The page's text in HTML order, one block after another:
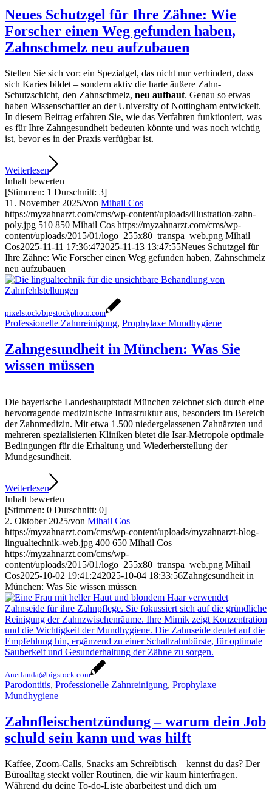
Neues Schutzgel für Ihre Zähne: Wie
Forscher einen Weg gefunden haben,
Zahnschmelz neu aufzubauen
Stellen Sie sich vor: ein Spezialgel, das nicht nur verhindert, dass
sich Karies bildet – sondern aktiv die harte äußere Zahn-
Schutzschicht, den Zahnschmelz, neu aufbaut. Genau so etwas
haben Wissenschaftler an der University of Nottingham entwickelt.
In diesem Beitrag erfahren Sie, wie das Verfahren funktioniert, was
es für Ihre Zahngesundheit bedeuten könnte und was noch wichtig
ist, bevor es in der Praxis verfügbar ist.
Weiterlesen
Inhalt bewerten
[Stimmen: 1 Durschnitt: 3]
11. November 2025/von Mihail Cos
https://myzahnarzt.com/cms/wp-content/uploads/illustration-zahn-
poly.jpg 510 850 Mihail Cos https://myzahnarzt.com/cms/wp-
content/uploads/2015/01/logo_255x80_transpa_web.png Mihail
Cos2025-11-11 17:36:472025-11-13 13:47:55Neues Schutzgel für
Ihre Zähne: Wie Forscher einen Weg gefunden haben, Zahnschmelz
neu aufzubauen
pixelstock/bigstockphoto.com
Professionelle Zahnreinigung, Prophylaxe Mundhygiene
Zahngesundheit in München: Was Sie
wissen müssen
Die bayerische Landeshauptstadt München zeichnet sich durch eine
hervorragende medizinische Infrastruktur aus, besonders im Bereich
der Zahnmedizin. Mit etwa 1.500 niedergelassenen Zahnärzten und
mehreren spezialisierten Kliniken bietet die Isar-Metropole optimale
Bedingungen für die Erhaltung und Wiederherstellung der
Mundgesundheit.
Weiterlesen
Inhalt bewerten
[Stimmen: 0 Durschnitt: 0]
2. Oktober 2025/von Mihail Cos
https://myzahnarzt.com/cms/wp-content/uploads/myzahnarzt-blog-
lingualtechnik-web.jpg 400 650 Mihail Cos
https://myzahnarzt.com/cms/wp-
content/uploads/2015/01/logo_255x80_transpa_web.png Mihail
Cos2025-10-02 19:41:242025-10-04 18:33:56Zahngesundheit in
München: Was Sie wissen müssen
Anetlanda@bigstock.com
Parodontitis, Professionelle Zahnreinigung, Prophylaxe
Mundhygiene
Zahnfleischentzündung – warum dein Job
schuld sein kann und was hilft
Kaffee, Zoom-Calls, Snacks am Schreibtisch – kennst du das? Der
Büroalltag steckt voller Routinen, die wir kaum hinterfragen.
Während du deine To-do-Liste abarbeitest und dich um